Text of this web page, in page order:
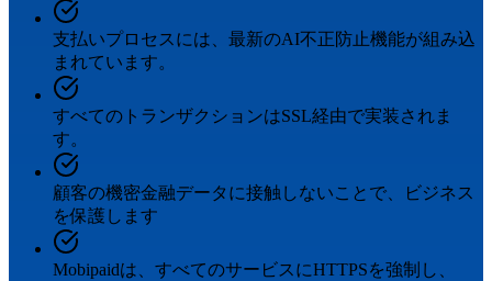
支払いプロセスには、最新のAI不正防止機能が組み込
まれています。
すべてのトランザクションはSSL経由で実装されま
す。
顧客の機密金融データに接触しないことで、ビジネス
を保護します
Mobipaidは、すべてのサービスにHTTPSを強制し、